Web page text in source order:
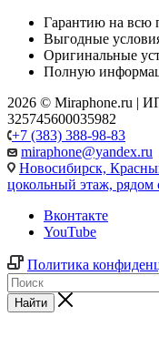
Гарантию на всю
Выгодные
Оригинальные
Полную
2026 © Miraphone.ru |
325745600035982
+7 (383) 388-98-83
miraphone@yandex.ru
Новосибирск,
цокольный этаж,
Вконтакте
YouTube
Политика
Найти